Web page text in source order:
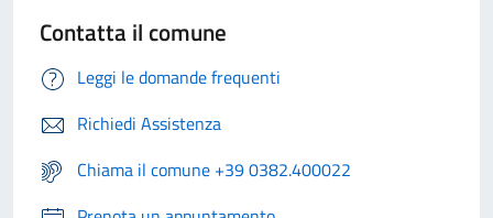
Contatta il comune
Leggi le domande frequenti
Richiedi Assistenza
Chiama il comune +39 0382.400022